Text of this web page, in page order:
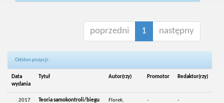
poprzedni 1 następny
Odsłon pozycji:
Data
wydania
Tytuł Autor(rzy) Promotor Redaktor(rzy)
2017
Teoria samokontroli/biegu
Florek,
- -